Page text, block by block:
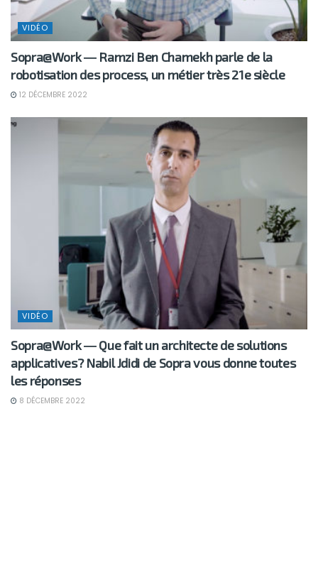
VIDÉO
Sopra@Work ― Ramzi Ben Chamekh parle de la
robotisation des process, un métier très 21e siècle
12 DÉCEMBRE 2022
VIDÉO
Sopra@Work ― Que fait un architecte de solutions
applicatives? Nabil Jdidi de Sopra vous donne toutes
les réponses
8 DÉCEMBRE 2022